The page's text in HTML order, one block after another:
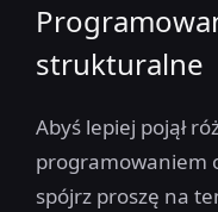
strukturalne
Abyś lepiej pojął
programowaniem
spójrz proszę na